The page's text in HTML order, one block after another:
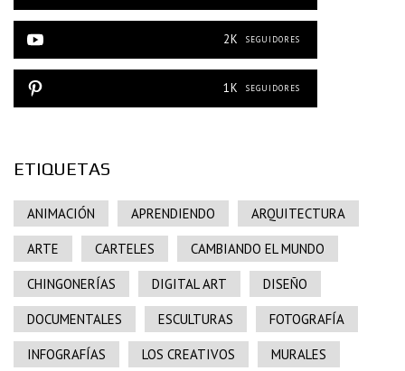
2K SEGUIDORES
1K SEGUIDORES
ETIQUETAS
ANIMACIÓN APRENDIENDO ARQUITECTURA
ARTE CARTELES CAMBIANDO EL MUNDO
CHINGONERÍAS DIGITAL ART DISEÑO
DOCUMENTALES ESCULTURAS FOTOGRAFÍA
INFOGRAFÍAS LOS CREATIVOS MURALES